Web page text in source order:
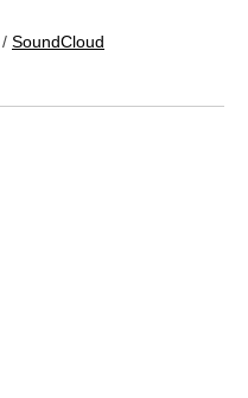
/ SoundCloud